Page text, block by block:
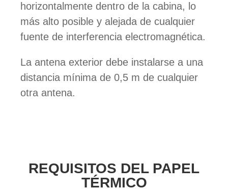
horizontalmente dentro de la cabina, lo
más alto posible y alejada de cualquier
fuente de interferencia electromagnética.
La antena exterior debe instalarse a una
distancia mínima de 0,5 m de cualquier
otra antena.
REQUISITOS DEL PAPEL
TÉRMICO